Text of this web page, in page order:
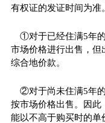
有权证的发证时间为准。
①对于已经住满5年
市场价格进行出售，但
综合地价款。
②对于尚未住满5年
按市场价格出售。因此
能以不高于购买时的单